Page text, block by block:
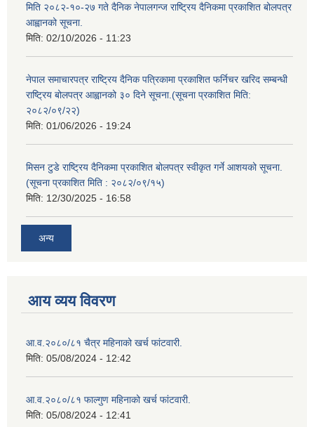
मिति २०८२-१०-२७ गते दैनिक नेपालगन्ज राष्ट्रिय दैनिकमा प्रकाशित बोलपत्र
आह्वानको सूचना.
मिति: 02/10/2026 - 11:23
नेपाल समाचारपत्र राष्ट्रिय दैनिक पत्रिकामा प्रकाशित फर्निचर खरिद सम्बन्धी
राष्ट्रिय बोलपत्र आह्वानको ३० दिने सूचना.(सूचना प्रकाशित मिति:
२०८२/०९/२२)
मिति: 01/06/2026 - 19:24
मिसन टुडे राष्ट्रिय दैनिकमा प्रकाशित बोलपत्र स्वीकृत गर्ने आशयको सूचना.
(सूचना प्रकाशित मिति : २०८२/०९/१५)
मिति: 12/30/2025 - 16:58
अन्य
आय व्यय विवरण
आ.व.२०८०/८१ चैत्र महिनाको खर्च फांटवारी.
मिति: 05/08/2024 - 12:42
आ.व.२०८०/८१ फाल्गुण महिनाको खर्च फांटवारी.
मिति: 05/08/2024 - 12:41